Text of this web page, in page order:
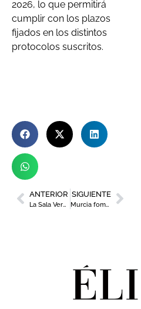
2026, lo que permitirá
cumplir con los plazos
fijados en los distintos
protocolos suscritos.
ANTERIOR
La Sala Verónicas inaugura la exposición ‘Xavier Mascaró: Del origen mágico’
SIGUIENTE
Murcia fomentará el emprendimiento sostenible y la economía circular con la celebración de dos eventos